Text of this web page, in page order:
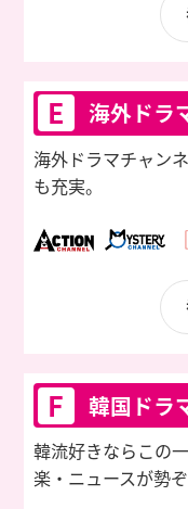
E 海外ドラ
海外ドラマチャン
も充実。
F 韓国ドラ
韓流好きならこの
楽・ニュースが勢ぞ